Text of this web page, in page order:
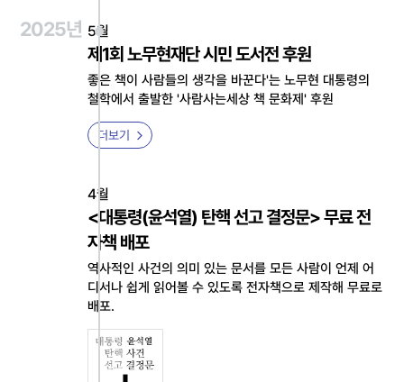
2025년 5월
제1회 노무현재단 시민 도서전 후원
좋은 책이 사람들의 생각을 바꾼다'는 노무현 대통령의
철학에서 출발한 '사람사는세상 책 문화제' 후원
더보기
4월
<대통령(윤석열) 탄핵 선고 결정문> 무료 전
자책 배포
역사적인 사건의 의미 있는 문서를 모든 사람이 언제 어
디서나 쉽게 읽어볼 수 있도록 전자책으로 제작해 무료로
배포.